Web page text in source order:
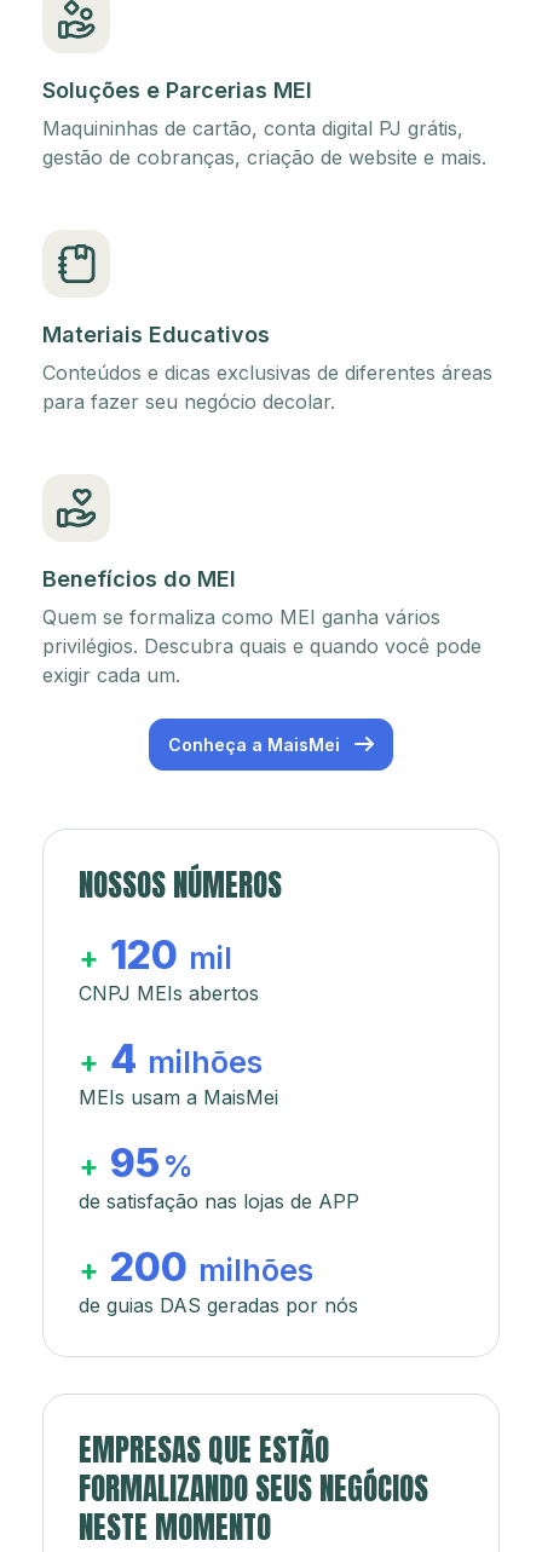
Soluções e Parcerias MEI
Maquininhas de cartão, conta digital PJ grátis,
gestão de cobranças, criação de website e mais.
Materiais Educativos
Conteúdos e dicas exclusivas de diferentes áreas
para fazer seu negócio decolar.
Benefícios do MEI
Quem se formaliza como MEI ganha vários
privilégios. Descubra quais e quando você pode
exigir cada um.
Conheça a MaisMei
NOSSOS NÚMEROS
+ 120 mil
CNPJ MEIs abertos
+ 4 milhões
MEIs usam a MaisMei
+ 95 %
de satisfação nas lojas de APP
+ 200 milhões
de guias DAS geradas por nós
EMPRESAS QUE ESTÃO
FORMALIZANDO SEUS NEGÓCIOS
NESTE MOMENTO